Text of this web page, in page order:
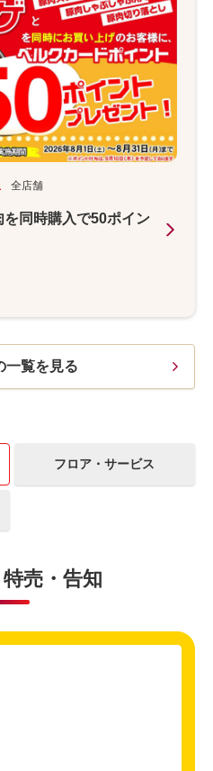
全店舗
同時購入で50ポイン
一覧を見る
フロア・サービス